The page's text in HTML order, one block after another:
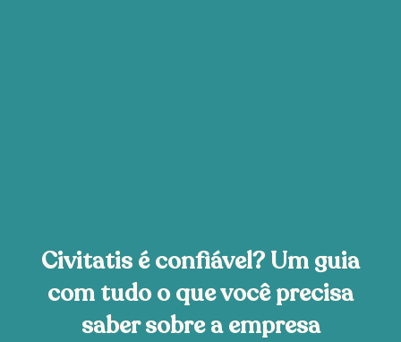
Civitatis é confiável? Um guia
com tudo o que você precisa
saber sobre a empresa